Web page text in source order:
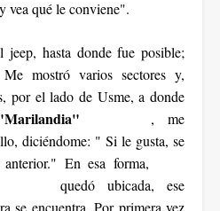
vea qué le conviene".
jeep, hasta donde fue posible;
mostró varios sectores y,
por el lado de Usme, a donde
, me
diciéndome: " Si le gusta, se
En esa forma,
quedó ubicada, ese
se encuentra. Por primera vez